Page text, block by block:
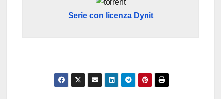
Serie con licenza Dynit